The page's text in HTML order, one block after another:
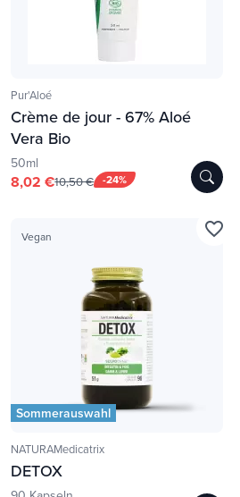
Pur'Aloé
Crème de jour - 67% Aloé
Vera Bio
50ml
-24%
8,02 €10,50 €
Vegan
Sommerauswahl
NATURAMedicatrix
DETOX
favorite_border